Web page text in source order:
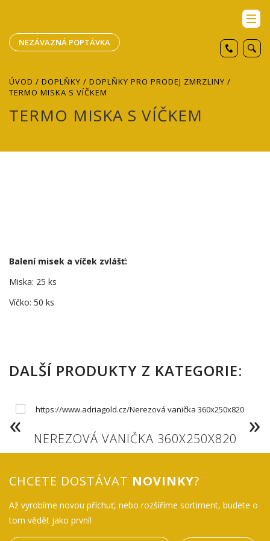
NEZÁVAZNÁ POPTÁVKA
ÚVOD / DOPLŇKY / DOPLŇKY PRO PRODEJ ZMRZLINY /
TERMO MISKA S VÍČKEM
TERMO MISKA S VÍČKEM
Balení misek a víček zvlášť:
Miska: 25 ks
Víčko: 50 ks
DALŠÍ PRODUKTY Z KATEGORIE:
NEREZOVÁ VANIČKA 360X250X820
CHCETE DOSTÁVAT NOVINKY?
Až vyrobíme novou příchuť, nebo rozšíříme sortiment, budete o
tom vědět jako první!